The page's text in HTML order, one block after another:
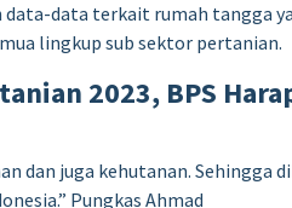
data terkait rumah tangga
lingkup sub sektor pertanian.
2023, BPS
dan juga kehutanan. Sehingga
Pungkas Ahmad